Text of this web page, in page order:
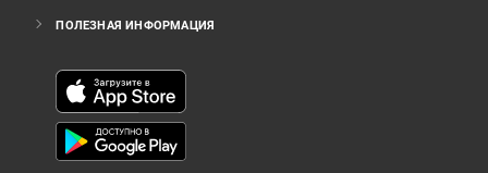
ПОЛЕЗНАЯ ИНФОРМАЦИЯ